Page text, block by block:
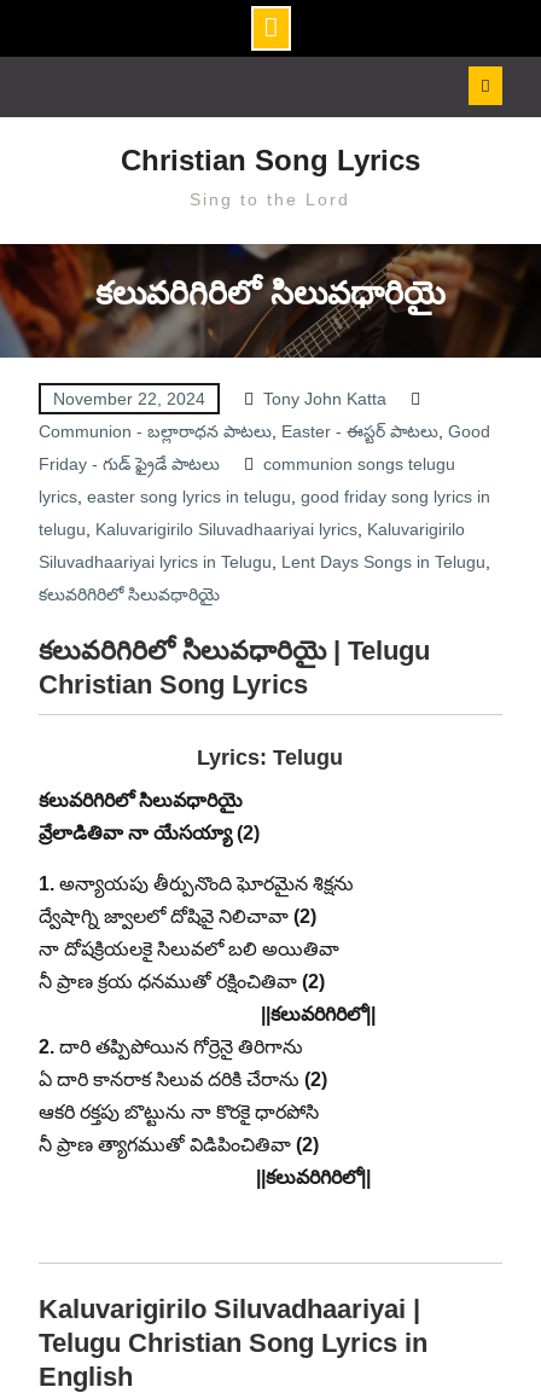
Christian Song Lyrics
Sing to the Lord
కలువరిగిరిలో సిలువధారియై
November 22, 2024
Tony John Katta
Communion - బల్లారాధన పాటలు, Easter - ఈస్టర్ పాటలు, Good
Friday - గుడ్ ఫ్రైడే పాటలు
communion songs telugu
lyrics, easter song lyrics in telugu good friday song lyrics in
telugu
Kaluvarigirilo Siluvadhaariyai lyrics, Kaluvarigirilo
Siluvadhaariyai lyrics in Telugu
Lent Days Songs in Telugu
కలువరిగిరిలో సిలువధారియై
కలువరిగిరిలో సిలువధారియై | Telugu
Christian Song Lyrics
Lyrics: Telugu
కలువరిగిరిలో సిలువధారియై
వ్రేలాడితివా నా యేసయ్యా (2)
1. అన్యాయపు తీర్పునొంది ఘోరమైన శిక్షను
ద్వేషాగ్ని జ్వాలలో దోషివై నిలిచావా (2)
నా దోషక్రియలకై సిలువలో బలి అయితివా
నీ ప్రాణ క్రయ ధనముతో రక్షించితివా (2)
||కలువరిగిరిలో||
2. దారి తప్పిపోయిన గోర్రెనై తిరిగాను
ఏ దారి కానరాక సిలువ దరికి చేరాను (2)
ఆకరి రక్తపు బొట్టును నా కొరకై ధారపోసి
నీ ప్రాణ త్యాగముతో విడిపించితివా (2)
||కలువరిగిరిలో||
Kaluvarigirilo Siluvadhaariyai |
Telugu Christian Song Lyrics in
English